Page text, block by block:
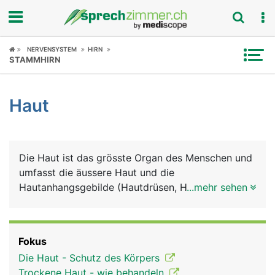
Fokus
Symptome
News
Rubriken
NERVENSYSTEM HIRN
STAMMHIRN
Haut
Die Haut ist das grösste Organ des Menschen und
umfasst die äussere Haut und die
Hautanhangsgebilde (Hautdrüsen, Haare, Nägel).
Oberhaut (Epidermis), Lederhaut (Dermis) und
Unterhaut (Subkutis). Zu den Hauptaufgaben der
...mehr sehen
Fokus
Die Haut - Schutz des Körpers
Trockene Haut - wie behandeln